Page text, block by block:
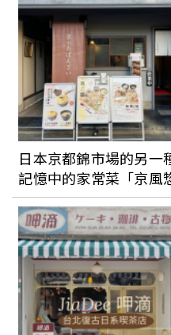
日本京都錦市場的另一
記憶中的家常菜「京風